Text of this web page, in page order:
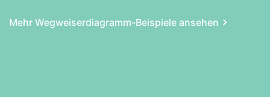
Mehr Wegweiser­diagramm-Beispiele ansehen